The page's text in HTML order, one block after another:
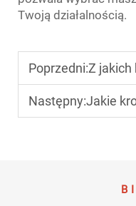
Twoją działalnością.
Poprzedni:Z jakich
Następny:Jakie kroki są